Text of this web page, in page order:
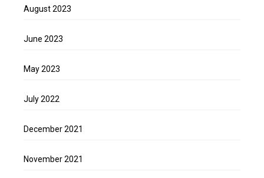
August 2023
June 2023
May 2023
July 2022
December 2021
November 2021